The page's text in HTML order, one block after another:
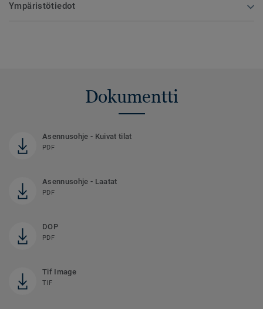
Ympäristötiedot
Dokumentti
Asennusohje - Kuivat tilat
PDF
Asennusohje - Laatat
PDF
DOP
PDF
Tif Image
TIF